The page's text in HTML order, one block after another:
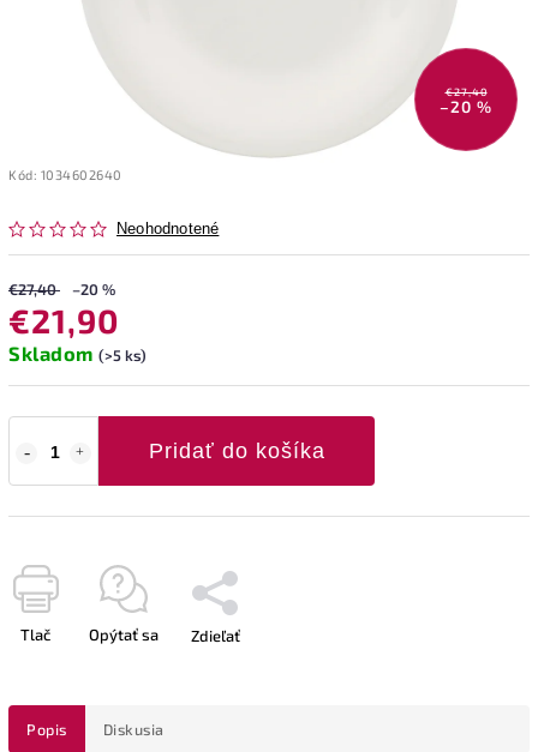
€27,40
–20 %
Kód: 1034602640
Neohodnotené
€27,40 –20 %
€21,90
Skladom (>5 ks)
Pridať do košíka
Tlač Opýtať sa Zdieľať
Popis Diskusia